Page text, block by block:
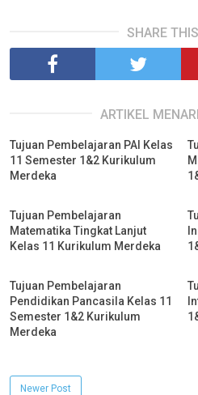
SHARE
ARTIKEL
Tujuan Pembelajaran PAI Kelas
11 Semester 1&2 Kurikulum
Merdeka
Tujuan Pembelajaran
Matematika Tingkat Lanjut
Kelas 11 Kurikulum Merdeka
Tujuan Pembelajaran
Pendidikan Pancasila Kelas 11
Semester 1&2 Kurikulum
Merdeka
Newer Post